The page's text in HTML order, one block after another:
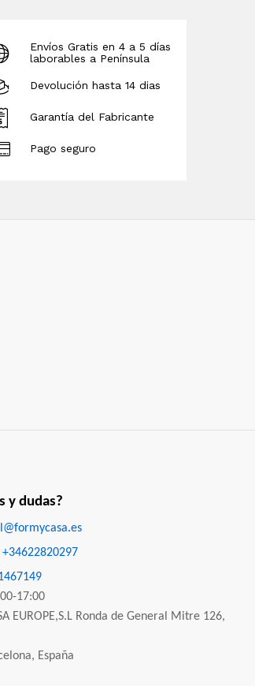
Envíos Gratis en 4 a 5 días
laborables a Península
Devolución hasta 14 dias
Garantía del Fabricante
Pago seguro
y dudas?
+34622820297
17:00
EUROPE,S.L Ronda de General Mitre 126,
España